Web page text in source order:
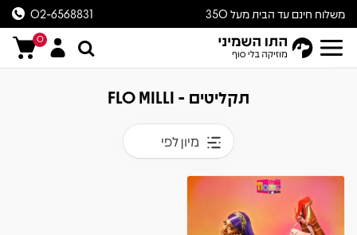
משלוח חינם עד הבית מעל 350
ש״ח
02-6568831
0
תקליטים - FLO MILLI
מיון לפי